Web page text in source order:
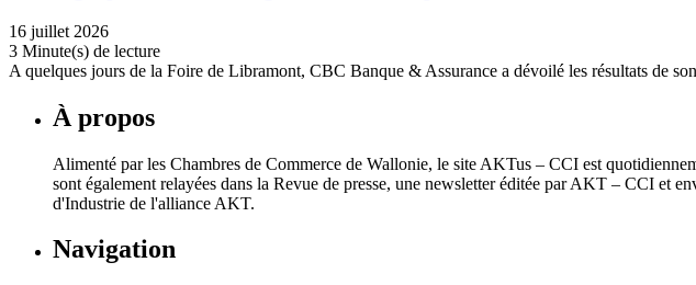
16 juillet 2026
3 Minute(s) de lecture
A quelques jours de la Foire de Libramont, CBC Banque & Assurance a dévoilé les résultats de
À propos
Alimenté par les Chambres de Commerce de Wallonie, le site AKTus – CCI est
sont également relayées dans la Revue de presse, une newsletter éditée par AKT – CCI et
d'Industrie de l'alliance AKT.
Navigation